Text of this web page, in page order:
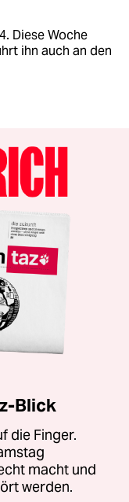
Diese Woche
ihn auch an den
Blick
die Finger.
macht und
werden.